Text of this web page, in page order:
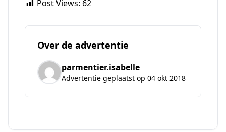
Post Views: 62
Over de advertentie
parmentier.isabelle
Advertentie geplaatst op 04 okt 2018